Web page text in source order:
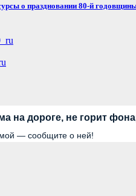
о праздновании 80-й
на дороге, не горит
— сообщите о ней!